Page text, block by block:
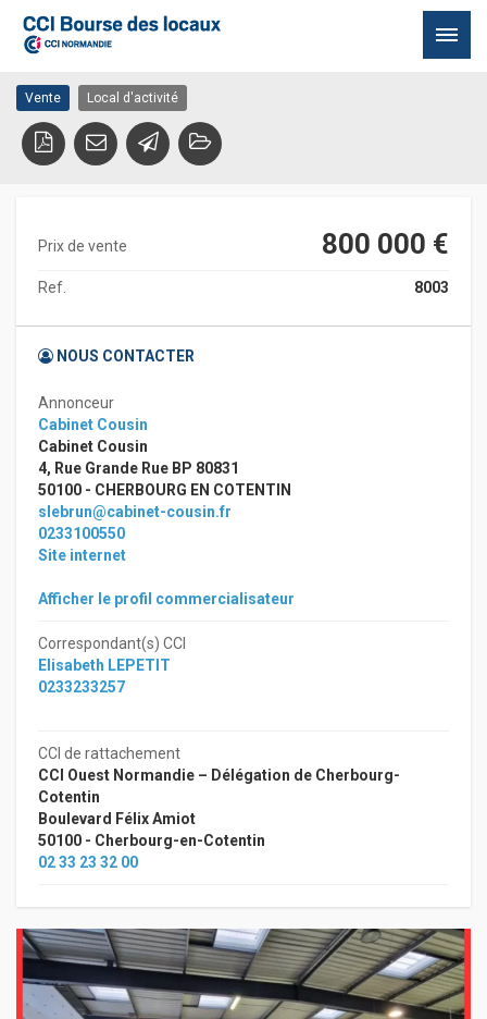
contenu
Tourlaville
50110 CHERBOURG EN COTENTIN - TOURLAVILLE
Vente Local d'activité
Prix de vente 800 000 €
Ref. 8003
NOUS CONTACTER
Annonceur
Cabinet Cousin
Cabinet Cousin
4, Rue Grande Rue BP 80831
50100 - CHERBOURG EN COTENTIN
slebrun@cabinet-cousin.fr
0233100550
Site internet
Afficher le profil commercialisateur
Correspondant(s) CCI
Elisabeth LEPETIT
0233233257
CCI de rattachement
CCI Ouest Normandie – Délégation de Cherbourg-
Cotentin
Boulevard Félix Amiot
50100 - Cherbourg-en-Cotentin
02 33 23 32 00